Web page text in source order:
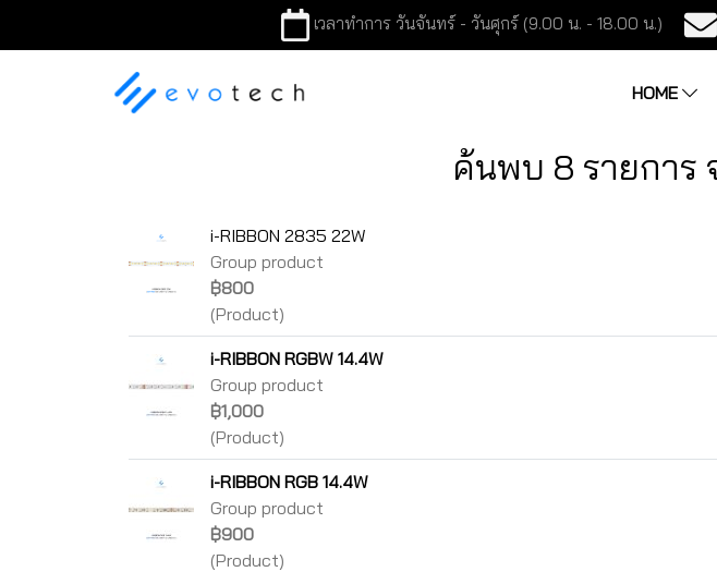
เวลาทำการ วันจันทร์ - วันศุกร์ (9.00 น. - 18.00 น.)
HOME
ค้นพบ 8 รายการ
i-RIBBON 2835 22W
Group product
฿800
(Product)
i-RIBBON RGBW 14.4W
Group product
฿1,000
(Product)
i-RIBBON RGB 14.4W
Group product
฿900
(Product)